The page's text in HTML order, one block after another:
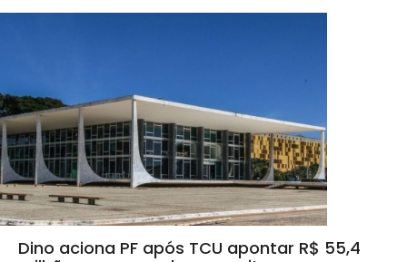
Dino aciona PF após TCU apontar R$ 55,4